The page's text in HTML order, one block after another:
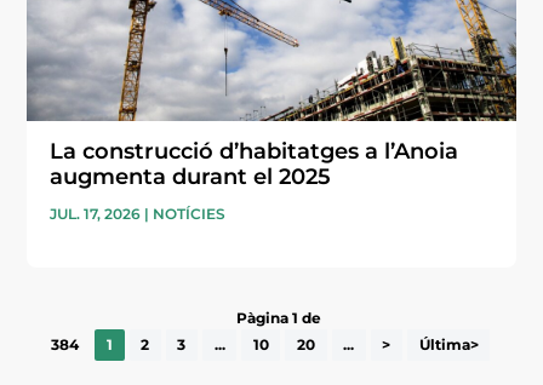
La construcció d’habitatges a l’Anoia
augmenta durant el 2025
JUL. 17, 2026 | NOTÍCIES
Pàgina 1 de
384
1 2 3 ... 10 20 ... > Última>